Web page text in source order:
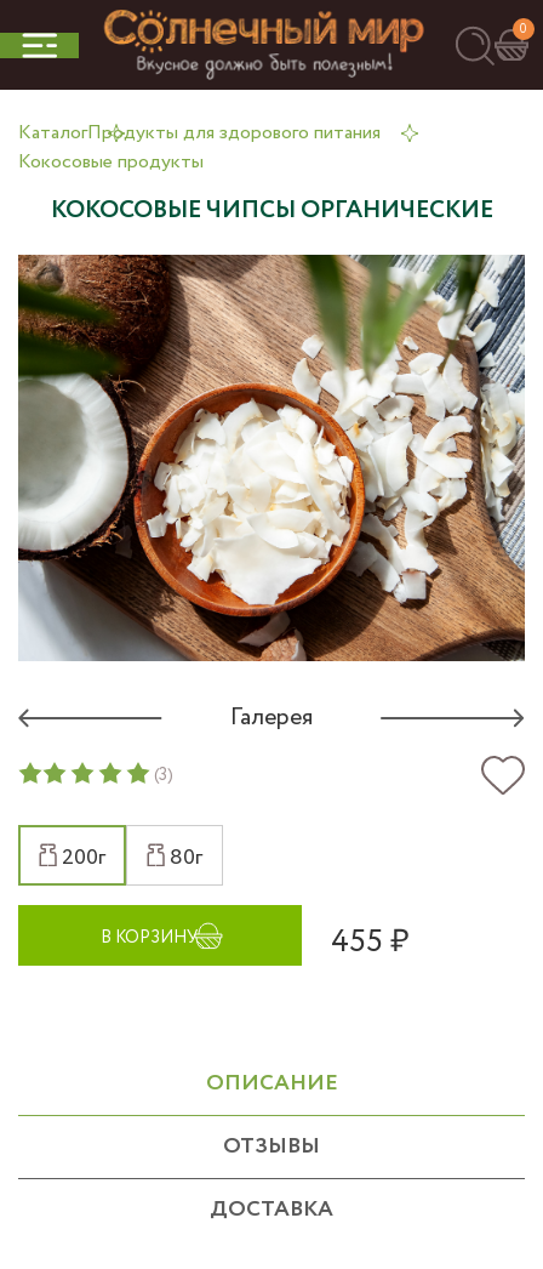
0
КаталогПродукты для здорового питания
Кокосовые продукты
КОКОСОВЫЕ ЧИПСЫ ОРГАНИЧЕСКИЕ
Галерея
(3)
200г 80г
В КОРЗИНУ 455 ₽
ОПИСАНИЕ
ОТЗЫВЫ
ДОСТАВКА